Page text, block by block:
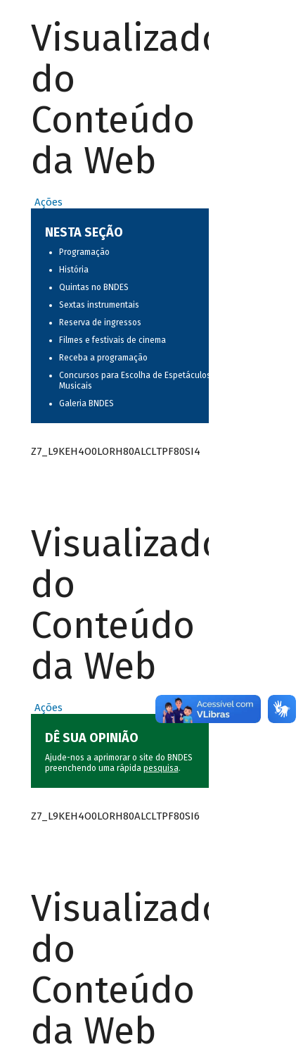
Visualizador
do
Conteúdo
da Web
Ações
NESTA SEÇÃO
Programação
História
Quintas no BNDES
Sextas instrumentais
Reserva de ingressos
Filmes e festivais de cinema
Receba a programação
Concursos para Escolha de Espetáculos
Musicais
Galeria BNDES
Z7_L9KEH4O0LORH80ALCLTPF80SI4
Visualizador
do
Conteúdo
da Web
Ações
DÊ SUA OPINIÃO
Ajude-nos a aprimorar o site do BNDES
preenchendo uma rápida pesquisa.
Z7_L9KEH4O0LORH80ALCLTPF80SI6
Visualizador
do
Conteúdo
da Web